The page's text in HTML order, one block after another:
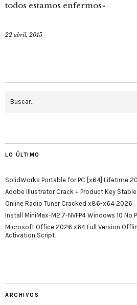
todos estamos enfermos»
22 abril, 2015
LO ÚLTIMO
SolidWorks Portable for PC [x64] Lifetime
Adobe Illustrator Crack + Product Key
Online Radio Tuner Cracked x86-x64 2026
Install MiniMax-M2.7-NVFP4 Windows 10 No
Microsoft Office 2026 x64 Full Version
Activation Script
ARCHIVOS